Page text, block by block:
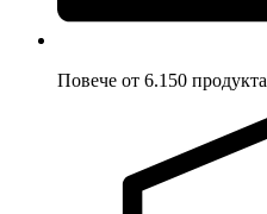
Повече от 6.150 продукта